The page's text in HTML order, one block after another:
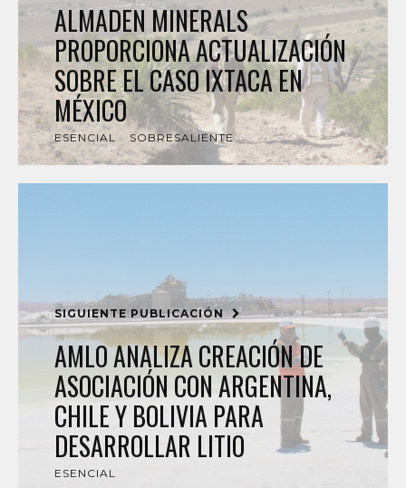
ALMADEN MINERALS
PROPORCIONA ACTUALIZACIÓN
SOBRE EL CASO IXTACA EN
MÉXICO
ESENCIAL SOBRESALIENTE
SIGUIENTE PUBLICACIÓN
AMLO ANALIZA CREACIÓN DE
ASOCIACIÓN CON ARGENTINA,
CHILE Y BOLIVIA PARA
DESARROLLAR LITIO
ESENCIAL